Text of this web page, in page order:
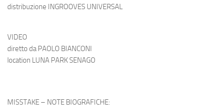
distribuzione INGROOVES UNIVERSAL
VIDEO
diretto daPAOLO BIANCONI
location LUNA PARK SENAGO
MISSTAKE – NOTE BIOGRAFICHE: